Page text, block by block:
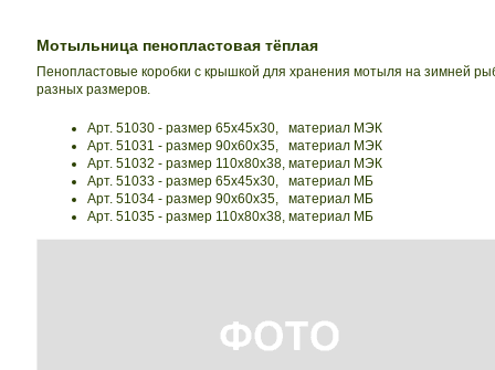
Мотыльница пенопластовая тёплая
Пенопластовые коробки с крышкой для хранения мотыля на зимней
разных размеров.
Арт. 51030 - размер 65х45х30, материал МЭК
Арт. 51031 - размер 90х60х35, материал МЭК
Арт. 51032 - размер 110х80х38, материал МЭК
Арт. 51033 - размер 65х45х30, материал МБ
Арт. 51034 - размер 90х60х35, материал МБ
Арт. 51035 - размер 110х80х38, материал МБ